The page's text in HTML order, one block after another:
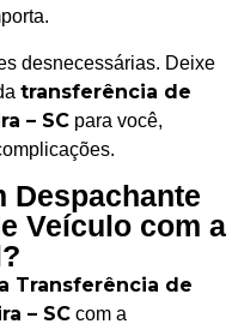
desnecessárias. Deixe
transferência de
– SC para você,
Despachante
Veículo com a
Transferência de
– SC com a